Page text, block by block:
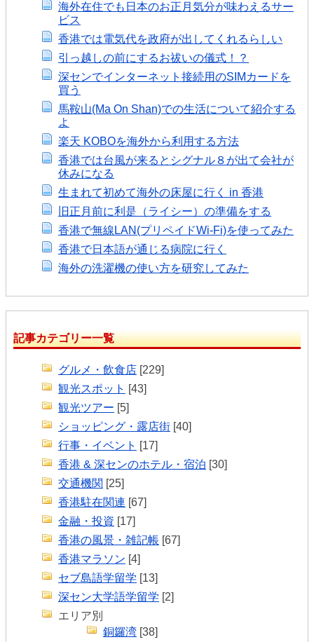
海外在住でも日本のお正月気分が味わえるサー
ビス
香港では電気代を政府が出してくれるらしい
引っ越しの前にするお祓いの儀式！？
深センでインターネット接続用のSIMカードを
買う
馬鞍山(Ma On Shan)での生活について紹介する
よ
楽天 KOBOを海外から利用する方法
香港では台風が来るとシグナル８が出て会社が
休みになる
生まれて初めて海外の床屋に行く in 香港
旧正月前に利是（ライシー）の準備をする
香港で無線LAN(プリペイドWi-Fi)を使ってみた
香港で日本語が通じる病院に行く
海外の洗濯機の使い方を研究してみた
記事カテゴリー一覧
グルメ・飲食店 [229]
観光スポット
[43]
観光ツアー [5]
ショッピング・露店街 [40]
行事・イベント
[17]
香港 & 深センのホテル・宿泊 [30]
交通機関 [25]
香港駐在関連 [67]
金融・投資 [17]
香港の風景・雑記帳 [67]
香港マラソン [4]
セブ島語学留学 [13]
深セン大学語学留学 [2]
エリア別
銅鑼湾 [38]